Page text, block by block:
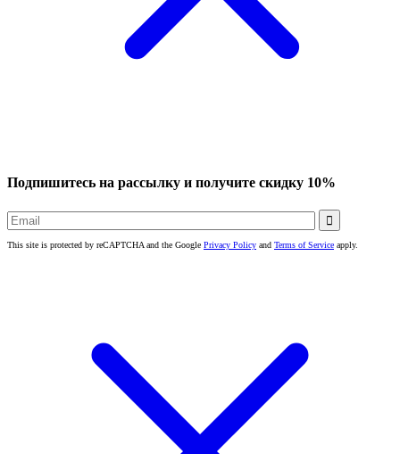
Подпишитесь на рассылку и получите скидку 10%

This site is protected by reCAPTCHA and the Google Privacy Policy and Terms of Service apply.